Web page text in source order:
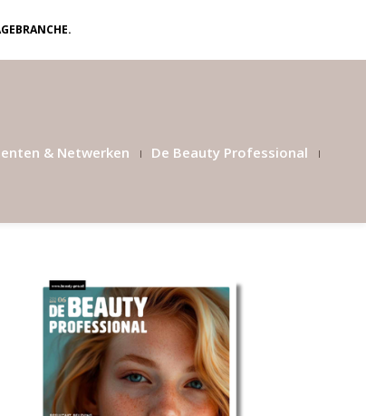
& Netwerken De Beauty Professional